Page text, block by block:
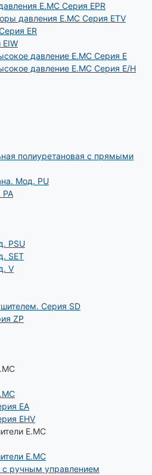
E.MC Серия EPR
давления E.MC Серия ETV
ER
давление E.MC Серия E
давление E.MC Серия E/H
полиуретановая с прямыми
Мод. РU
PSU
SET
V
Серия SD
ZP
EA
EHV
E.MC
E.MC
с ручным управлением